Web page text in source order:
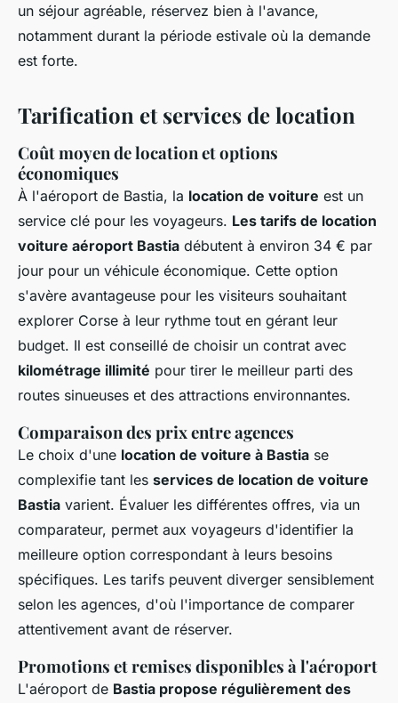
un séjour agréable, réservez bien à l'avance,
notamment durant la période estivale où la demande
est forte.
Tarification et services de location
Coût moyen de location et options
économiques
À l'aéroport de Bastia, la location de voiture est un
service clé pour les voyageurs. Les tarifs de location
voiture aéroport Bastia débutent à environ 34 € par
jour pour un véhicule économique. Cette option
s'avère avantageuse pour les visiteurs souhaitant
explorer Corse à leur rythme tout en gérant leur
budget. Il est conseillé de choisir un contrat avec
kilométrage illimité pour tirer le meilleur parti des
routes sinueuses et des attractions environnantes.
Comparaison des prix entre agences
Le choix d'une location de voiture à Bastia se
complexifie tant les services de location de voiture
Bastia varient. Évaluer les différentes offres, via un
comparateur, permet aux voyageurs d'identifier la
meilleure option correspondant à leurs besoins
spécifiques. Les tarifs peuvent diverger sensiblement
selon les agences, d'où l'importance de comparer
attentivement avant de réserver.
Promotions et remises disponibles à l'aéroport
L'aéroport de Bastia propose régulièrement des